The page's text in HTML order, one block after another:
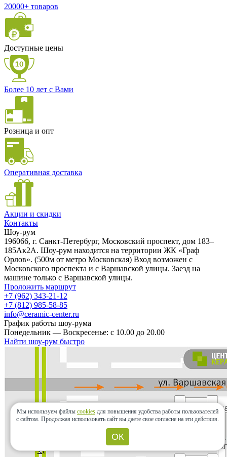
20000+ товаров
Доступные цены
Более 10 лет с Вами
Розница и опт
Оперативная доставка
Акции и скидки
Контакты
Шоу-рум
196066, г. Санкт-Петербург, Московский проспект, дом 183–
185Ак2А. Шоу-рум находится на территории ЖК «Граф
Орлов». (500м от метро Московская) Вход возможен с
Московского проспекта и с Варшавской улицы. Заезд на
машине только с Варшавской улицы.
Проложить маршрут
+7 (962) 343-21-12
+7 (812) 985-58-85
info@ceramic-center.ru
График работы шоу-рума
Понедельник — Воскресенье: с 10.00 до 20.00
Найти шоу-рум быстро
Мы используем файлы cookies для повышения удобства работы пользователей
с сайтом. Продолжая использовать сайт вы даете свое согласие на эти действия.
ОК